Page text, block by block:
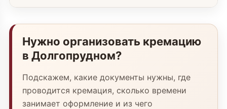
Нужно организовать кремацию
в Долгопрудном?
Подскажем, какие документы нужны, где
проводится кремация, сколько времени
занимает оформление и из чего